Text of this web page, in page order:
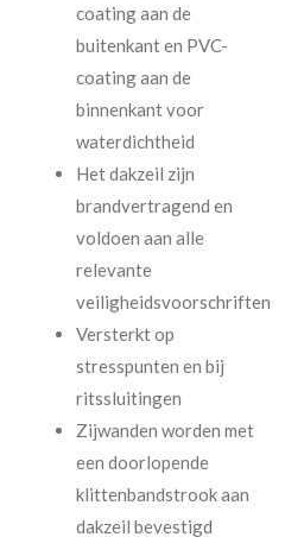
coating aan de
buitenkant en PVC-
coating aan de
binnenkant voor
waterdichtheid
Het dakzeil zijn
brandvertragend en
voldoen aan alle
relevante
veiligheidsvoorschriften
Versterkt op
stresspunten en bij
ritssluitingen
Zijwanden worden met
een doorlopende
klittenbandstrook aan
dakzeil bevestigd